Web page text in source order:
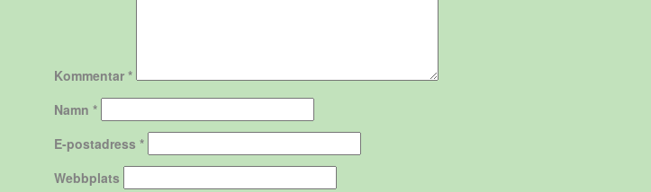
Kommentar *
Namn *
E-postadress *
Webbplats